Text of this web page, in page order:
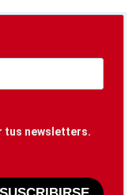
tus newsletters.